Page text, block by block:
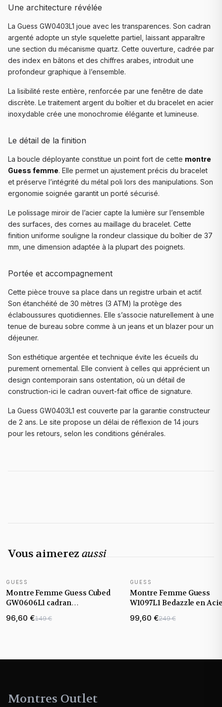
Une architecture révélée
La Guess GW0403L1 joue avec les transparences. Son cadran
argenté adopte un style squelette partiel, laissant apparaître
une section du mécanisme quartz. Cette ouverture, cadrée par
des index en bâtons et des chiffres arabes, introduit une
profondeur graphique à l’ensemble.
La lisibilité reste entière, renforcée par une fenêtre de date
discrète. Le traitement argent du boîtier et du bracelet en acier
inoxydable crée une monochromie élégante et lumineuse.
Le détail de la finition
La boucle déployante constitue un point fort de cette montre
Guess femme. Elle permet un ajustement précis du bracelet
et préserve l’intégrité du métal poli lors des manipulations. Son
ergonomie soignée garantit un porté sécurisé.
Le polissage miroir de l’acier capte la lumière sur l’ensemble
des surfaces, des cornes au maillage du bracelet. Cette
finition uniforme souligne la rondeur classique du boîtier de 37
mm, une dimension adaptée à la plupart des poignets.
Portée et accompagnement
Cette pièce trouve sa place dans un registre urbain et actif.
Son étanchéité de 30 mètres (3 ATM) la protège des
éclaboussures quotidiennes. Elle s’associe naturellement à une
tenue de bureau sobre comme à un jeans et un blazer pour un
déjeuner.
Son esthétique argentée et technique évite les écueils du
purement ornemental. Elle convient à celles qui apprécient un
design contemporain sans ostentation, où un détail de
construction-ici le cadran ouvert-fait office de signature.
La Guess GW0403L1 est couverte par la garantie constructeur
de 2 ans. Le site propose un délai de réflexion de 14 jours
pour les retours, selon les conditions générales.
Vous aimerez aussi
NOUVEAUTÉ
GUESS
Montre Femme Guess Cubed
GW0606L1 cadran
monogramme G bracelet
acier argenté
96,60 €149 €
GUESS
Montre Femme Guess
W1097L1 Bedazzle en
Inoxydable
99,60 €249 €
Montres Outlet